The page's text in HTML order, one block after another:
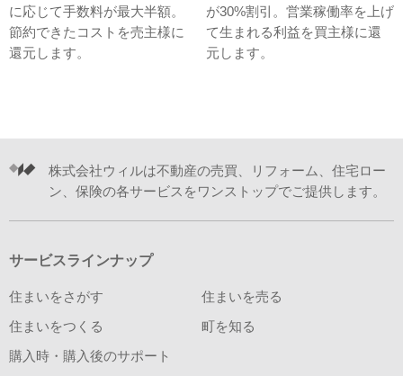
に応じて手数料が最大半額。
節約できたコストを売主様に
還元します。
が30%割引。営業稼働率を上げ
て生まれる利益を買主様に還
元します。
株式会社ウィルは不動産の売買、リフォーム、住宅ロー
ン、保険の各サービスをワンストップでご提供します。
サービスラインナップ
住まいをさがす 住まいを売る
住まいをつくる 町を知る
購入時・購入後のサポート